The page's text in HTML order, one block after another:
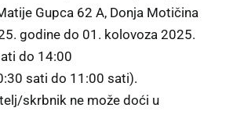
Gupca 62 A, Donja Motičina
godine do 01. kolovoza 2025.
do 14:00
sati do 11:00 sati).
skrbnik ne može doći u